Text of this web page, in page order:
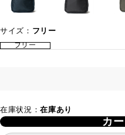
サイズ： フリー
フリー
在庫状況：在庫あり
カ